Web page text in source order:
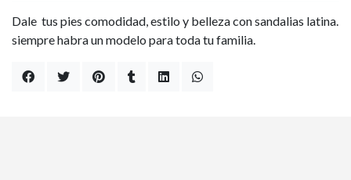
Dale tus pies comodidad, estilo y belleza con sandalias latina.
siempre habra un modelo para toda tu familia.